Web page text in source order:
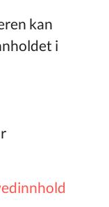
kan
i